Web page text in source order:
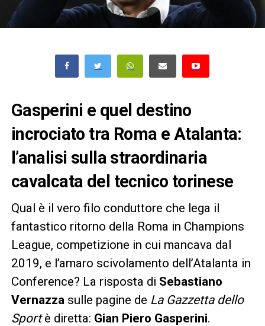
Gasperini e quel destino
incrociato tra Roma e Atalanta:
l’analisi sulla straordinaria
cavalcata del tecnico torinese
Qual è il vero filo conduttore che lega il
fantastico ritorno della Roma in Champions
League, competizione in cui mancava dal
2019, e l’amaro scivolamento dell’Atalanta in
Conference? La risposta di Sebastiano
Vernazza sulle pagine de La Gazzetta dello
Sportè diretta: Gian Piero Gasperini.